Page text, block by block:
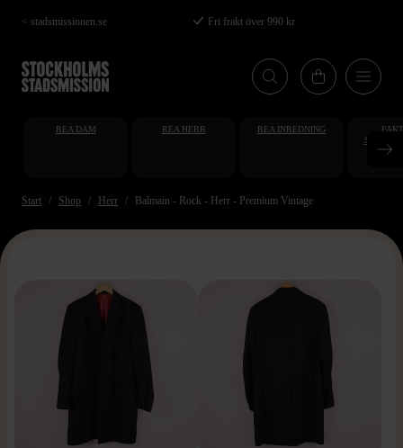
Hoppa
till
huvudinnehåll
< stadsmissionen.se Fri frakt över 990 kr
REA DAM REA HERR REA INREDNING
Start Shop Herr Balmain - Rock - Herr - Premium Vintage